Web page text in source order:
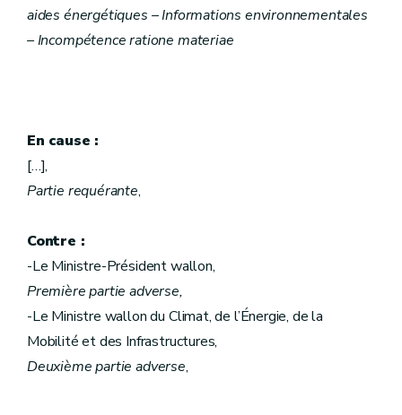
aides énergétiques – Informations environnementales
– Incompétence ratione materiae
En cause :
[…],
Partie requérante,
Contre :
-Le Ministre-Président wallon,
Première partie adverse,
-Le Ministre wallon du Climat, de l’Énergie, de la
Mobilité et des Infrastructures,
Deuxième partie adverse,